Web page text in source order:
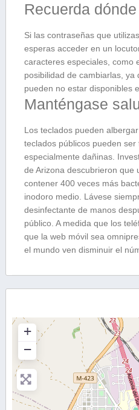
Recuerda
Si las contraseñas que
esperas acceder en un
caracteres especiales, como
posibilidad de cambiarlas, ya
pueden no estar disponibles
Manténgase
Los teclados pueden
teclados públicos pueden
especialmente dañinas.
de Arizona descubrieron que
contener 400 veces más
inodoro medio. Lávese
desinfectante de manos
público. A medida que los
que la web móvil sea
el mundo ven disminuir el
+
−